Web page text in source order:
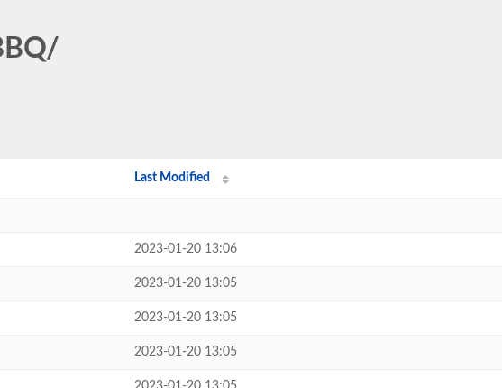
Last Modified
2023-01-20 13:06
2023-01-20 13:05
2023-01-20 13:05
2023-01-20 13:05